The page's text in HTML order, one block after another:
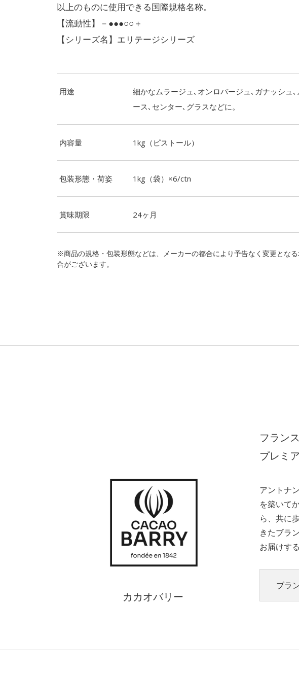
以上のものに使用できる国際規格名称。
【流動性】－●●●○○＋
【シリーズ名】エリテージシリーズ
用途
細かなムラージュ､オンロバージュ､ガナッシュ､
ース､センター､グラスなどに。
内容量 1kg（ピストール）
包装形態・荷姿 1kg（袋）×6/ctn
賞味期限 24ヶ月
※商品の規格・包装形態などは、メーカーの都合により予告なく変更とな
合がございます。
カカオバリー
フラン
プレミ
アントナ
を築いて
ら、共に
きたブラ
お届けす
ブラ